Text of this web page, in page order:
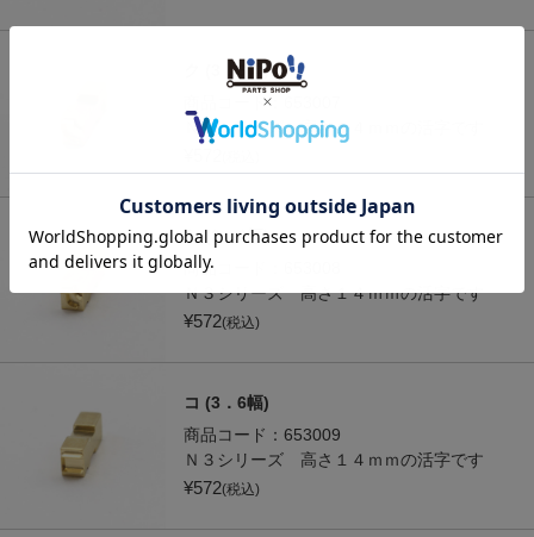
ク (3．6幅)
商品コード：
Ｎ３シリーズ 高さ１４ｍｍの活字です
ケ (3．6幅)
商品コード：
Ｎ３シリーズ 高さ１４ｍｍの活字です
¥572(税込)
コ (3．6幅)
商品コード： 653009
Ｎ３シリーズ 高さ１４ｍｍの活字です
¥572(税込)